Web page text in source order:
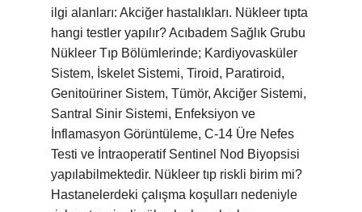
ilgi alanları: Akciğer hastalıkları. Nükleer tıpta
hangi testler yapılır? Acıbadem Sağlık Grubu
Nükleer Tıp Bölümlerinde; Kardiyovasküler
Sistem, İskelet Sistemi, Tiroid, Paratiroid,
Genitoüriner Sistem, Tümör, Akciğer Sistemi,
Santral Sinir Sistemi, Enfeksiyon ve
İnflamasyon Görüntüleme, C-14 Üre Nefes
Testi ve İntraoperatif Sentinel Nod Biyopsisi
yapılabilmektedir. Nükleer tıp riskli birim mi?
Hastanelerdeki çalışma koşulları nedeniyle